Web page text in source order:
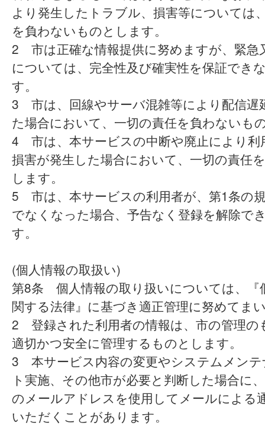
より発生したトラブル、損害等については
を負わないものとします。
2 市は正確な情報提供に努めますが、緊急
については、完全性及び確実性を保証でき
す。
3 市は、回線やサーバ混雑等により配信遅
た場合において、一切の責任を負わないも
4 市は、本サービスの中断や廃止により利
損害が発生した場合において、一切の責任
します。
5 市は、本サービスの利用者が、第1条の
でなくなった場合、予告なく登録を解除で
す。
(個人情報の取扱い)
第8条 個人情報の取り扱いについては、『
関する法律』に基づき適正管理に努めてま
2 登録された利用者の情報は、市の管理の
適切かつ安全に管理するものとします。
3 本サービス内容の変更やシステムメン
ト実施、その他市が必要と判断した場合に
のメールアドレスを使用してメールによる
いただくことがあります。